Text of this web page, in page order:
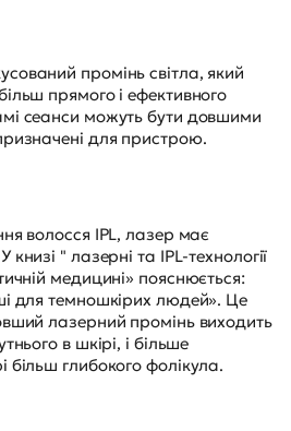
промінь світла, який
прямого і ефективного
сеанси можуть бути довшими
для пристрою.
волосся IPL, лазер має
" лазерні та IPL-технології
медицині» пояснюється:
для темношкірих людей». Це
лазерний промінь виходить
в шкірі, і більше
більш глибокого фолікула.